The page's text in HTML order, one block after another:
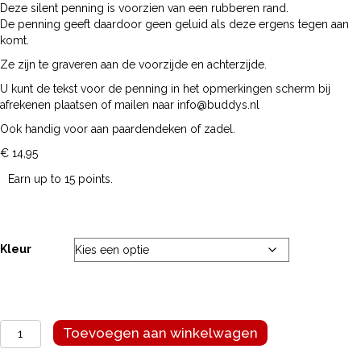
Deze silent penning is voorzien van een rubberen rand.
De penning geeft daardoor geen geluid als deze ergens tegen aan
komt.
Ze zijn te graveren aan de voorzijde en achterzijde.
U kunt de tekst voor de penning in het opmerkingen scherm bij
afrekenen plaatsen of mailen naar info@buddys.nl
Ook handig voor aan paardendeken of zadel.
€ 14,95
Earn up to 15 points.
Kleur
penning
Toevoegen aan winkelwagen